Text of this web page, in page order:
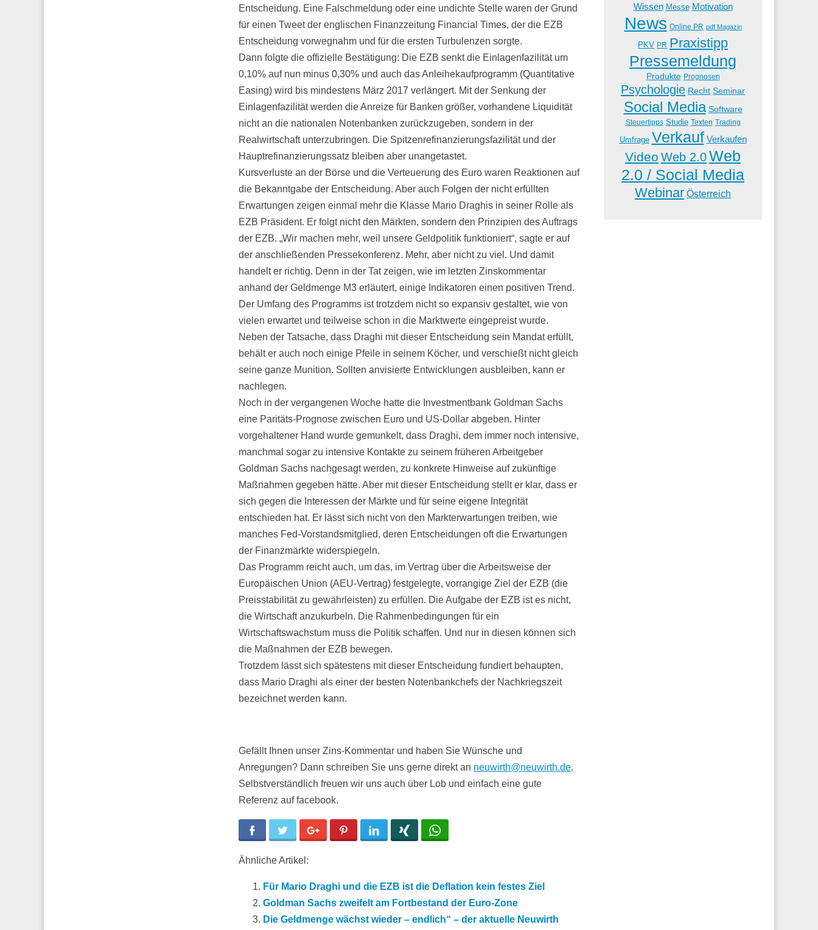
Entscheidung. Eine Falschmeldung oder eine undichte Stelle waren der Grund
für einen Tweet der englischen Finanzzeitung Financial Times, der die EZB
Entscheidung vorwegnahm und für die ersten Turbulenzen sorgte.
Dann folgte die offizielle Bestätigung: Die EZB senkt die Einlagenfazilität um
0,10% auf nun minus 0,30% und auch das Anleihekaufprogramm (Quantitative
Easing) wird bis mindestens März 2017 verlängert. Mit der Senkung der
Einlagenfazilität werden die Anreize für Banken größer, vorhandene Liquidität
nicht an die nationalen Notenbanken zurückzugeben, sondern in der
Realwirtschaft unterzubringen. Die Spitzenrefinanzierungsfazilität und der
Hauptrefinanzierungssatz bleiben aber unangetastet.
Kursverluste an der Börse und die Verteuerung des Euro waren Reaktionen auf
die Bekanntgabe der Entscheidung. Aber auch Folgen der nicht erfüllten
Erwartungen zeigen einmal mehr die Klasse Mario Draghis in seiner Rolle als
EZB Präsident. Er folgt nicht den Märkten, sondern den Prinzipien des Auftrags
der EZB. „Wir machen mehr, weil unsere Geldpolitik funktioniert“, sagte er auf
der anschließenden Pressekonferenz. Mehr, aber nicht zu viel. Und damit
handelt er richtig. Denn in der Tat zeigen, wie im letzten Zinskommentar
anhand der Geldmenge M3 erläutert, einige Indikatoren einen positiven Trend.
Der Umfang des Programms ist trotzdem nicht so expansiv gestaltet, wie von
vielen erwartet und teilweise schon in die Marktwerte eingepreist wurde.
Neben der Tatsache, dass Draghi mit dieser Entscheidung sein Mandat erfüllt,
behält er auch noch einige Pfeile in seinem Köcher, und verschießt nicht gleich
seine ganze Munition. Sollten anvisierte Entwicklungen ausbleiben, kann er
nachlegen.
Noch in der vergangenen Woche hatte die Investmentbank Goldman Sachs
eine Paritäts-Prognose zwischen Euro und US-Dollar abgeben. Hinter
vorgehaltener Hand wurde gemunkelt, dass Draghi, dem immer noch intensive,
manchmal sogar zu intensive Kontakte zu seinem früheren Arbeitgeber
Goldman Sachs nachgesagt werden, zu konkrete Hinweise auf zukünftige
Maßnahmen gegeben hätte. Aber mit dieser Entscheidung stellt er klar, dass er
sich gegen die Interessen der Märkte und für seine eigene Integrität
entschieden hat. Er lässt sich nicht von den Markterwartungen treiben, wie
manches Fed-Vorstandsmitglied, deren Entscheidungen oft die Erwartungen
der Finanzmärkte widerspiegeln.
Das Programm reicht auch, um das, im Vertrag über die Arbeitsweise der
Europäischen Union (AEU-Vertrag) festgelegte, vorrangige Ziel der EZB (die
Preisstabilität zu gewährleisten) zu erfüllen. Die Aufgabe der EZB ist es nicht,
die Wirtschaft anzukurbeln. Die Rahmenbedingungen für ein
Wirtschaftswachstum muss die Politik schaffen. Und nur in diesen können sich
die Maßnahmen der EZB bewegen.
Trotzdem lässt sich spätestens mit dieser Entscheidung fundiert behaupten,
dass Mario Draghi als einer der besten Notenbankchefs der Nachkriegszeit
bezeichnet werden kann.
Gefällt Ihnen unser Zins-Kommentar und haben Sie Wünsche und
Anregungen? Dann schreiben Sie uns gerne direkt an neuwirth@neuwirth.de.
Selbstverständlich freuen wir uns auch über Lob und einfach eine gute
Referenz auf facebook.
Facebook Twitter Google+ Pinterest LinkedIn
Ähnliche Artikel:
Für Mario Draghi und die EZB ist die Deflation kein festes Ziel
Goldman Sachs zweifelt am Fortbestand der Euro-Zone
Die Geldmenge wächst wieder – endlich“ – der aktuelle Neuwirth
Wissen Messe Motivation
News Online PR pdf Magazin
PKV PR Praxistipp
Pressemeldung
Produkte Prognosen
Psychologie Recht Seminar
Social Media Software
Steuertipps Studie Texten Trading
Umfrage Verkauf Verkaufen
Video Web 2.0Web
2.0 / Social Media
Webinar Österreich